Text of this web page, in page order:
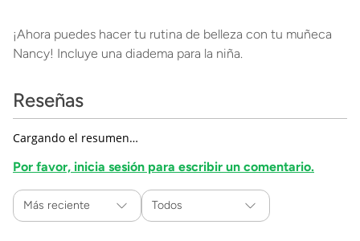
¡Ahora puedes hacer tu rutina de belleza con tu muñeca
Nancy! Incluye una diadema para la niña.
Reseñas
Cargando el resumen…
Por favor, inicia sesión para escribir un comentario.
Más reciente Todos